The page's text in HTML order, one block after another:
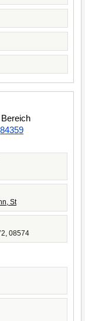
84359
St
08574